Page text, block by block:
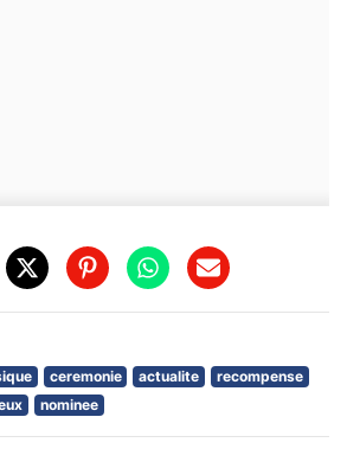
ceremonie actualite
recompense
nominee